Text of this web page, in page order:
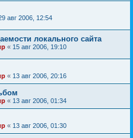
авг 2006, 12:54
локального сайта
« 15 авг 2006, 19:10
« 13 авг 2006, 20:16
« 13 авг 2006, 01:34
« 13 авг 2006, 01:30